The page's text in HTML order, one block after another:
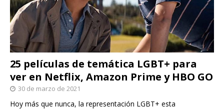
25 películas de temática LGBT+ para
ver en Netflix, Amazon Prime y HBO GO
30 de marzo de 2021
Hoy más que nunca, la representación LGBT+ esta